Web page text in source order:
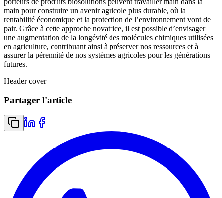
main pour construire un avenir agricole plus durable, où la
rentabilité économique et la protection de l’environnement vont de
pair. Grâce à cette approche novatrice, il est possible d’envisager
une augmentation de la longévité des molécules chimiques utilisées
en agriculture, contribuant ainsi à préserver nos ressources et à
assurer la pérennité de nos systèmes agricoles pour les générations
futures.
Header cover
Partager l'article